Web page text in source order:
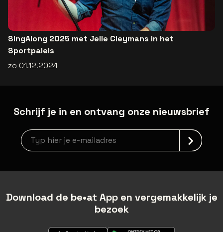
SingAlong 2025 met Jelle Cleymans in het
Sportpaleis
zo 01.12.2024
Schrijf je in en ontvang onze nieuwsbrief
Nieuwsbrief aanmelding
Download de be•at App en vergemakkelijk je
bezoek